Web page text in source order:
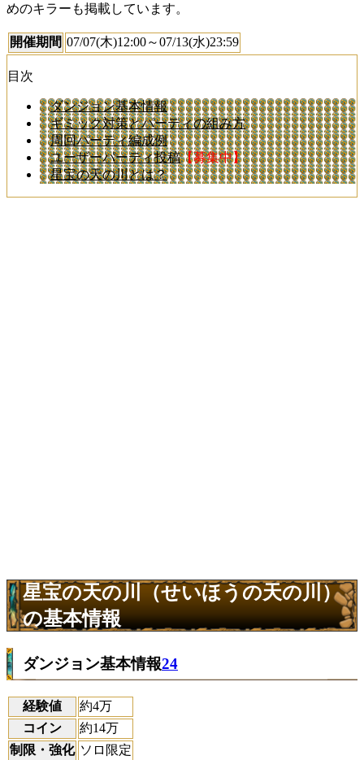
めのキラーも掲載しています。
開催期間 07/07(木)12:00～07/13(水)23:59
目次
ダンジョン基本情報
ギミック対策とパーティの組み方
周回パーティ編成例
ユーザーパーティ投稿【募集中】
星宝の天の川とは？
星宝の天の川（せいほうの天の川）
の基本情報
ダンジョン基本情報24
経験値
約4万
コイン
約14万
制限・強化 ソロ限定